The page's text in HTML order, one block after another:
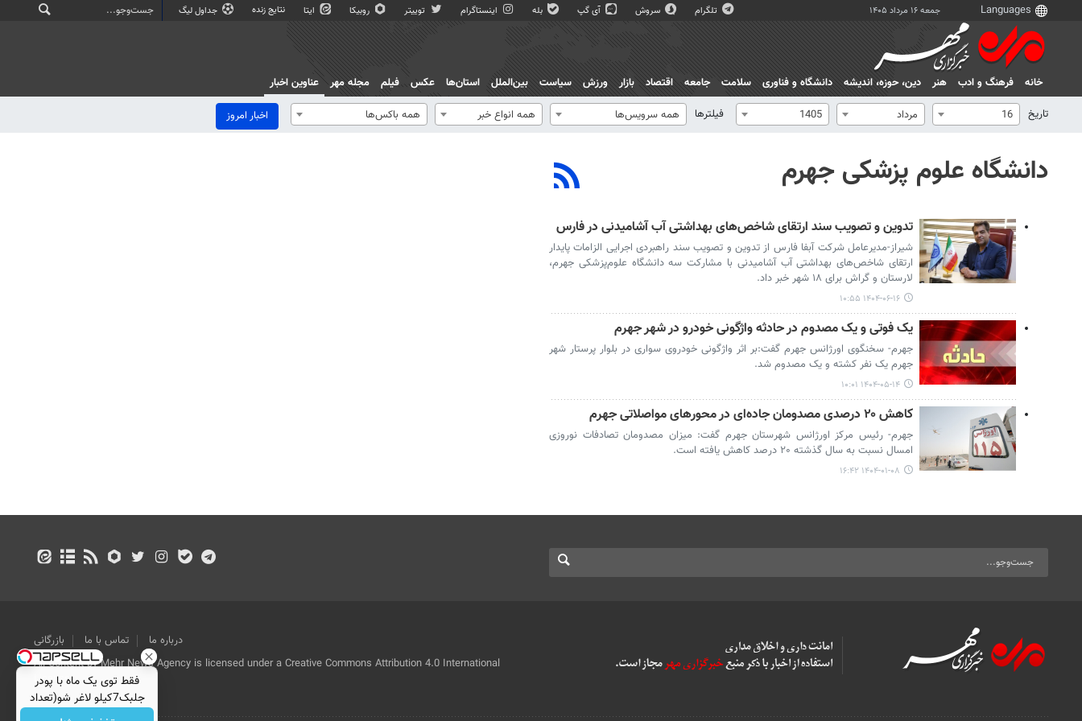
جمعه ۱۶ مرداد ۱۴۰۵ تلگرام سروش آی گپ بله اینستاگرام توییتر روبیکا ایتا نتایج زنده جداول لیگ
خانه فرهنگ و ادب هنر دين، حوزه، انديشه دانشگاه و فناوری سلامت جامعه اقتصاد بازار ورزش سیاست بین‌الملل استان‌ها عکس فیلم مجله مهر
عناوین اخبار
تاریخ
16 مرداد 1405 فیلترها همه سرویس‌ها همه انواع خبر همه باکس‌ها اخبار امروز
دانشگاه علوم پزشکی جهرم
تدوین و تصویب سند ارتقای شاخص‌های بهداشتی آب آشامیدنی در فارس
شیراز-مدیرعامل شرکت آبفا فارس از تدوین و تصویب سند راهبردی اجرایی الزامات پایدار
ارتقای شاخص‌های بهداشتی آب آشامیدنی با مشارکت سه دانشگاه علوم‌پزشکی جهرم،
لارستان و گراش برای ۱۸ شهر خبر داد.
۱۴۰۴-۰۶-۱۶ ۱۰:۵۵
یک فوتی و یک مصدوم در حادثه واژگونی خودرو در شهر جهرم
جهرم- سخنگوی اورژانس جهرم گفت:بر اثر واژگونی خودروی سواری در بلوار پرستار شهر
جهرم یک نفر کشته و یک مصدوم شد.
۱۴۰۴-۰۵-۱۴ ۱۰:۰۱
کاهش ۲۰ درصدی مصدومان جاده‌ای در محورهای مواصلاتی جهرم
جهرم- رئیس مرکز اورژانس شهرستان جهرم گفت: میزان مصدومان تصادفات نوروزی
امسال نسبت به سال گذشته ۲۰ درصد کاهش یافته است.
۱۴۰۴-۰۱-۰۸ ۱۶:۴۲
درباره ما تماس با ما
بازرگانی
All Content by Mehr News Agency is licensed under a Creative Commons Attribution 4.0 International
License.
فقط توی یک ماه با پودر
جلبک7کیلو لاغر شو(تعداد
محدود)